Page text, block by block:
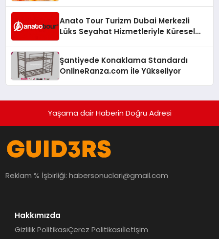
Anato Tour Turizm Dubai Merkezli
Lüks Seyahat Hizmetleriyle Küresel
Şantiyede Konaklama Standardı
OnlineRanza.com İle Yükseliyor
Yaşama dair Haberin Doğru Adresi
Reklam % İşbirliği:habersonuclari@gmail.com
Hakkımızda
Gizlilik PolitikasıÇerez Politikasıİletişim